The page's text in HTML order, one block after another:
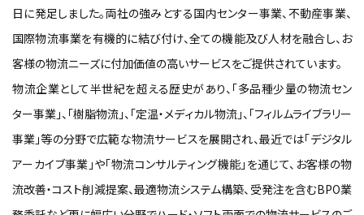
日に発足しました。両社の強みとする国内センター事業、不動産事業、
国際物流事業を有機的に結び付け、全ての機能及び人材を融合し、お
客様の物流ニーズに付加価値の高いサービスをご提供されています。
物流企業として半世紀を超える歴史があり、「多品種少量の物流セン
ター事業」、「樹脂物流」、「定温・メディカル物流」、「フィルムライブラリー
事業」等の分野で広範な物流サービスを展開され、最近では「デジタル
アーカイブ事業」や「物流コンサルティング機能」を通じて、お客様の物
流改善・コスト削減提案、最適物流システム構築、受発注を含むBPO業